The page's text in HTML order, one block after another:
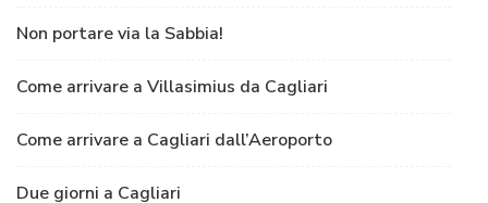
Non portare via la Sabbia!
Come arrivare a Villasimius da Cagliari
Come arrivare a Cagliari dall’Aeroporto
Due giorni a Cagliari